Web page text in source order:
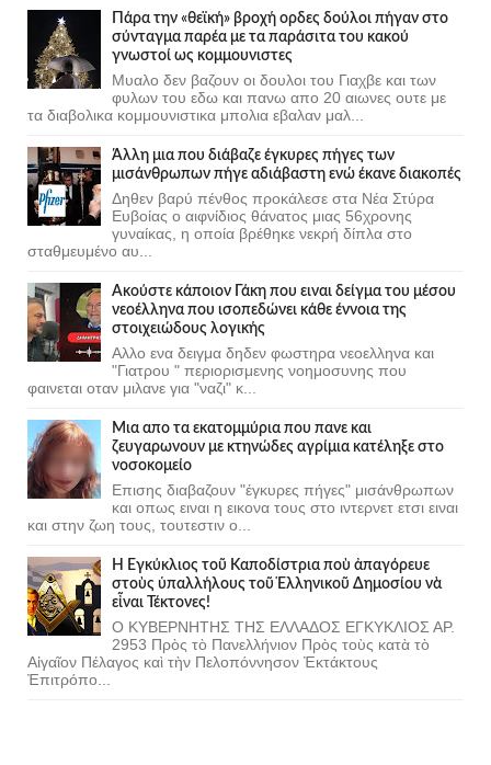
Πάρα την «θεϊκή» βροχή ορδες δούλοι πήγαν στο
σύνταγμα παρέα με τα παράσιτα του κακού
γνωστοί ως κομμουνιστες
Μυαλο δεν βαζουν οι δουλοι του Γιαχβε και των
φυλων του εδω και πανω απο 20 αιωνες ουτε με
τα διαβολικα κομμουνιστικα μπολια εβαλαν μαλ...
Άλλη μια που διάβαζε έγκυρες πήγες των
μισάνθρωπων πήγε αδιάβαστη ενώ έκανε διακοπές
Δηθεν βαρύ πένθος προκάλεσε στα Νέα Στύρα
Ευβοίας ο αιφνίδιος θάνατος μιας 56χρονης
γυναίκας, η οποία βρέθηκε νεκρή δίπλα στο
σταθμευμένο αυ...
Ακούστε κάποιον Γάκη που ειναι δείγμα του μέσου
νεοέλληνα που ισοπεδώνει κάθε έννοια της
στοιχειώδους λογικής
Αλλο ενα δειγμα δηδεν φωστηρα νεοελληνα και
"Γιατρου " περιορισμενης νοημοσυνης που
φαινεται οταν μιλανε για "ναζι" κ...
Μια απο τα εκατομμύρια που πανε και
ζευγαρωνουν με κτηνώδες αγρίμια κατέληξε στο
νοσοκομείο
Επισης διαβαζουν "έγκυρες πήγες" μισάνθρωπων
και οπως ειναι η εικονα τους στο ιντερνετ ετσι ειναι
και στην ζωη τους, τουτεστιν ο...
Ἡ Ἐγκύκλιος τοῦ Καποδίστρια ποὺ ἀπαγόρευε
στοὺς ὑπαλλήλους τοῦ Ἑλληνικοῦ Δημοσίου νὰ
εἶναι Τέκτονες!
Ο ΚΥΒΕΡΝΗΤΗΣ ΤΗΣ ΕΛΛΑΔΟΣ ΕΓΚΥΚΛΙΟΣ ΑΡ.
2953 Πρὸς τὸ Πανελλήνιον Πρὸς τοὺς κατὰ τὸ
Αἰγαῖον Πέλαγος καὶ τὴν Πελοπόννησον Ἐκτάκτους
Ἐπιτρόπο...